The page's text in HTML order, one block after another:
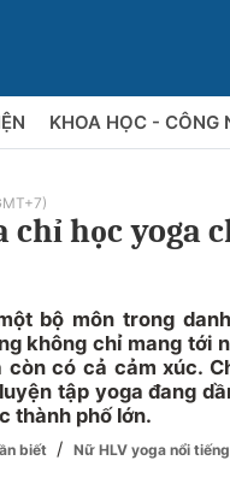
KHOA HỌC - CÔNG
chỉ học yoga
bộ môn trong
không chỉ mang tới
có cả cảm xúc.
tập yoga đang
thành phố lớn.
biết / Nữ HLV yoga nổi